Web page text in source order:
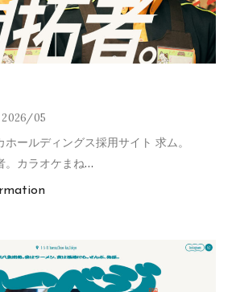
2026/05
ールディングス採用サイト 求ム。
。カラオケまね…